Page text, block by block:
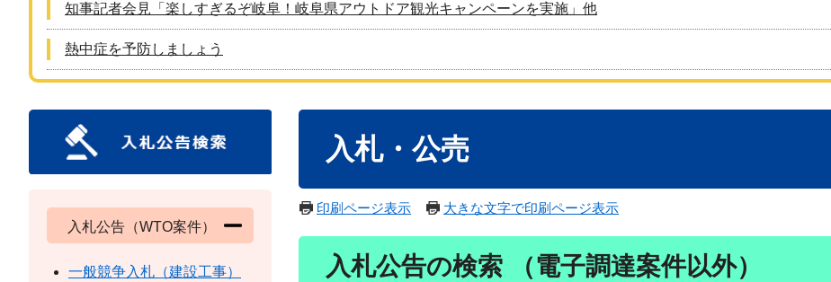
知事記者会見「楽しすぎるぞ岐阜！岐阜県アウトドア観光キャンペーンを実施」他
熱中症を予防しましょう
入札・公売
印刷ページ表示 大きな文字で印刷ページ表示
入札公告の検索 （電子調達案件以外）
入札公告（WTO案件）
一般競争入札（建設工事）